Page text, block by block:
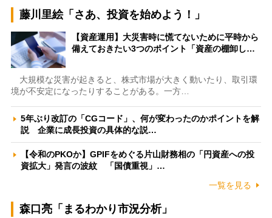
藤川里絵「さあ、投資を始めよう！」
【資産運用】大災害時に慌てないために平時から
備えておきたい3つのポイント「資産の棚卸し…
大規模な災害が起きると、株式市場が大きく動いたり、取引環
境が不安定になったりすることがある。一方…
5年ぶり改訂の「CGコード」、何が変わったのかポイントを解
説 企業に成長投資の具体的な説…
【令和のPKOか】GPIFをめぐる片山財務相の「円資産への投
資拡大」発言の波紋 「国債重視」…
一覧を見る
森口亮「まるわかり市況分析」